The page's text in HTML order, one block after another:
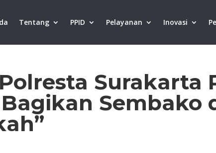
Tentang PPID Pelayanan Inovasi
Surakarta
Sembako